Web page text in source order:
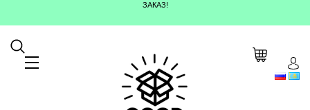
ЗАКАЗ!